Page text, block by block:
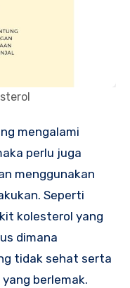
perlu juga
menggunakan
Seperti
kolesterol yang
dimana
tidak sehat serta
berlemak.